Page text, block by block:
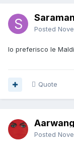
Posted
Io preferisco le
Quote
Posted